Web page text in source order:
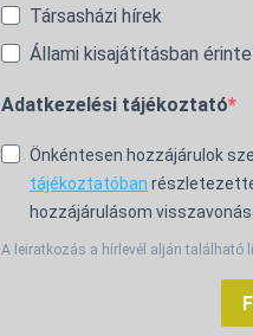
Társasházi hírek
Állami kisajátításban
Adatkezelési tájékoztató
Önkéntesen hozzájárulok
tájékoztatóban
hozzájárulásom
A leiratkozás a hírlevél alján található